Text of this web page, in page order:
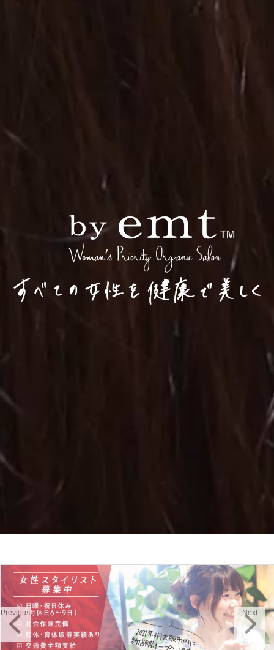
Previous Next